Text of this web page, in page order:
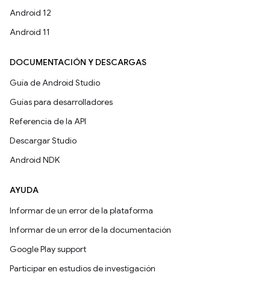
Android 12
Android 11
DOCUMENTACIÓN Y DESCARGAS
Guía de Android Studio
Guías para desarrolladores
Referencia de la API
Descargar Studio
Android NDK
AYUDA
Informar de un error de la plataforma
Informar de un error de la documentación
Google Play support
Participar en estudios de investigación